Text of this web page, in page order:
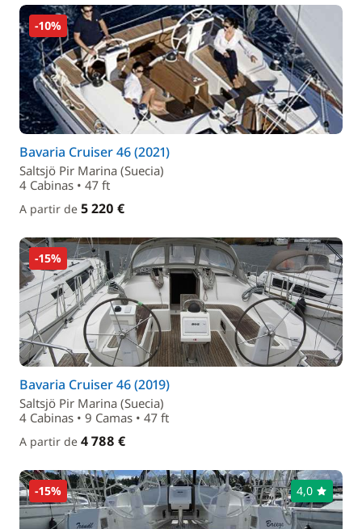
-10%
Bavaria Cruiser 46 (2021)
Saltsjö Pir Marina (Suecia)
4 Cabinas • 47 ft
A partir de 5 220 €
-15%
Bavaria Cruiser 46 (2019)
Saltsjö Pir Marina (Suecia)
4 Cabinas • 9 Camas • 47 ft
A partir de 4 788 €
-15% 4,0